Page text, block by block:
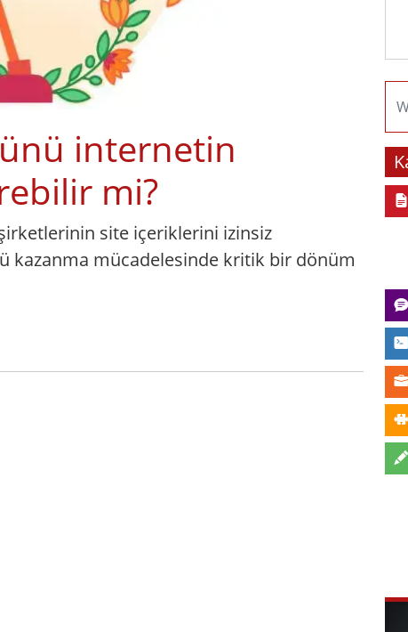
internetin
mi?
site içeriklerini izinsiz
kazanma mücadelesinde kritik bir dönüm